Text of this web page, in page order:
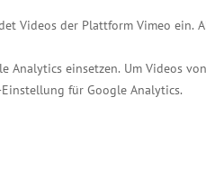
Videos der Plattform Vimeo ein.
Analytics einsetzen. Um Videos
für Google Analytics.